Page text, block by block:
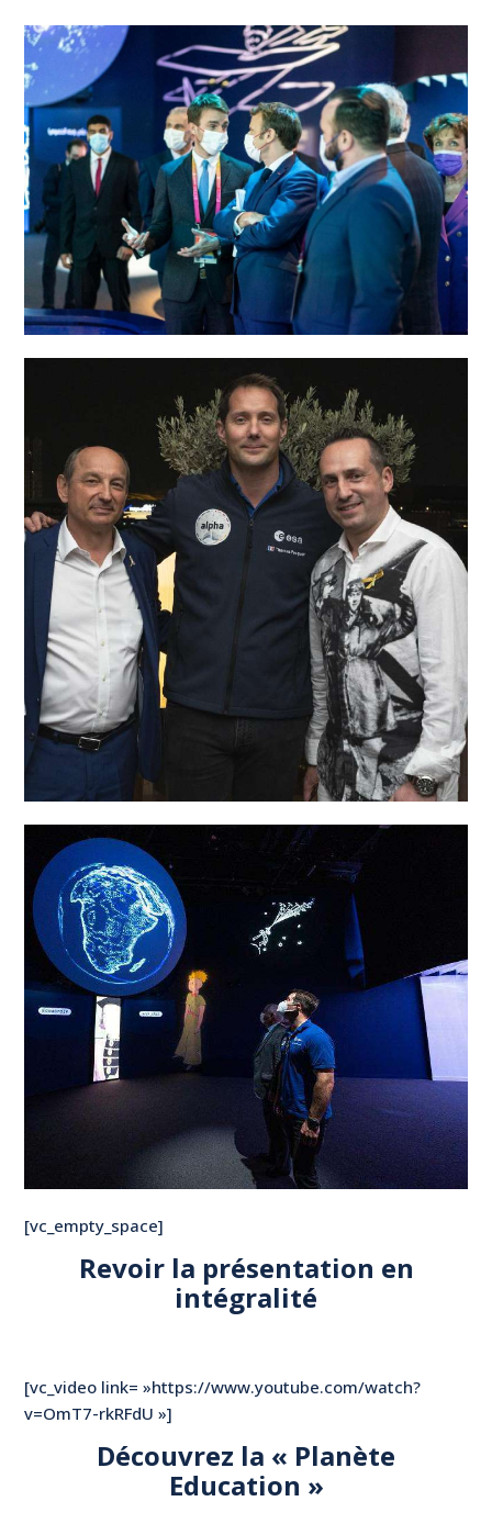
[vc_empty_space]
Revoir la présentation en
intégralité
[vc_video link= »https://www.youtube.com/watch?
v=OmT7-rkRFdU »]
Découvrez la « Planète
Education »